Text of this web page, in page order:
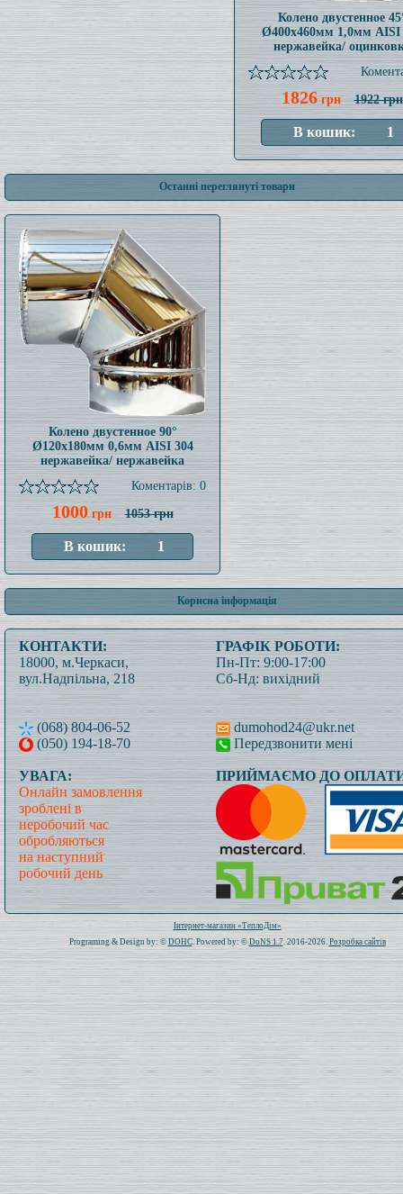
Колено двустенное
Ø400x460мм 1,0мм AISI
нержавейка/
1826грн 1922 грн
Останні переглянуті товари
Колено двустенное 90°
Ø120x180мм 0,6мм AISI 304
нержавейка/ нержавейка
Коментарів: 0
1000грн 1053 грн
Корисна інформація
КОНТАКТИ:
18000, м.Черкаси,
вул.Надпільна, 218
(068) 804-06-52
(050) 194-18-70
ГРАФІК РОБОТИ:
Пн-Пт: 9:00-17:00
Сб-Нд: вихідний
dumohod24@ukr.net
Передзвонити мені
УВАГА:
Онлайн замовлення
зроблені в
неробочий час
обробляються
на наступний
робочий день
ПРИЙМАЄМО ДО
Інтернет-магазин «ТеплоДім»
Programing & Design by: © DOHC. Powered by: © DoNS 1.7. 2016-2026. Розробка сайтів